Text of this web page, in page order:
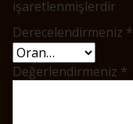
işaretlenmişlerdir
Derecelendirmeniz *
Değerlendirmeniz *